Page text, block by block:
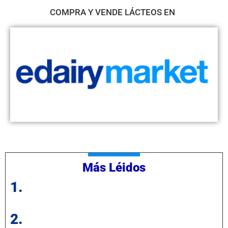
COMPRA Y VENDE LÁCTEOS EN
Más Léidos
1.
2.